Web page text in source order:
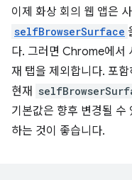
이제 화상 회의 웹 앱은
selfBrowserSurface
다. 그러면 Chrome에서
재 탭을 제외합니다. 포함
현재
기본값은 향후 변경될 수
하는 것이 좋습니다.